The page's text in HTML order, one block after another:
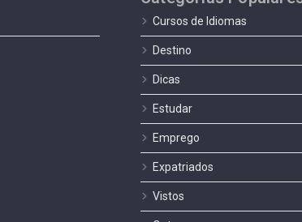
Cursos de Idiomas
Destino
Dicas
Estudar
Emprego
Expatriados
Vistos